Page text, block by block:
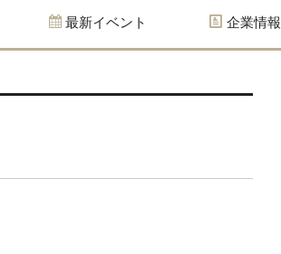
最新イベント 企業情報